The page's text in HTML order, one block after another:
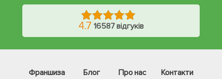
4.7 16587 відгуків
Франшиза Блог Про нас
Контакти